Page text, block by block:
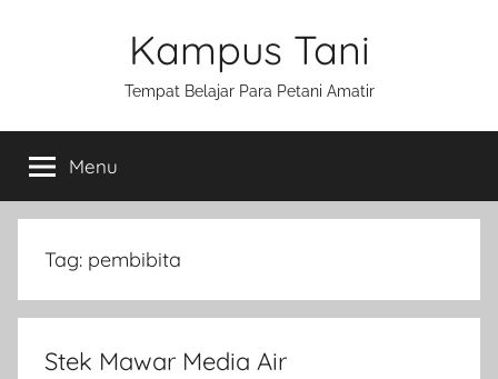
Kampus Tani
Tempat Belajar Para Petani Amatir
Menu
Tag: pembibita
Stek Mawar Media Air